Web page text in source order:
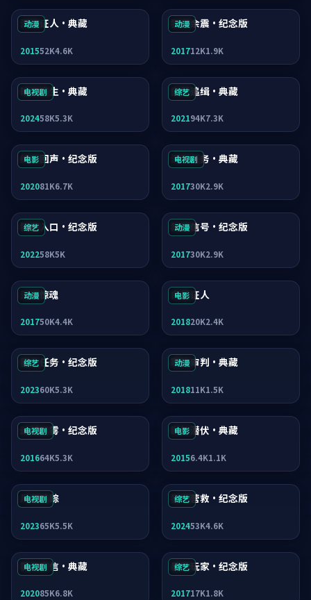
动漫
深海证人·典藏
201552K4.6K
动漫
狂潮余震·纪念版
201712K1.9K
电视剧
暗夜逃生·典藏
202458K5.3K
综艺
白昼追缉·典藏
202194K7.3K
电影
终局回声·纪念版
202081K6.7K
电视剧
深海任务·典藏
201730K2.9K
综艺
狂潮入口·纪念版
202258K5K
动漫
狂潮信号·纪念版
201730K2.9K
动漫
深海惊魂
201750K4.4K
电影
白昼证人
201820K2.4K
综艺
雾岛任务·纪念版
202360K5.3K
动漫
寒锋审判·典藏
201811K1.5K
电视剧
迷城迷雾·纪念版
201664K5.3K
电影
断桥潜伏·典藏
20156.4K1.1K
电视剧
月面追踪
202365K5.5K
综艺
狂潮营救·纪念版
202453K4.6K
电视剧
雾岛来信·典藏
202085K6.8K
综艺
暴雪玩家·纪念版
201717K1.8K